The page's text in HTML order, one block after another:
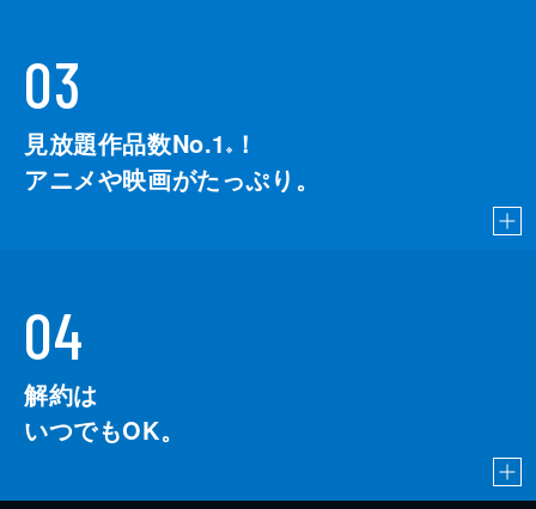
03
見放題作品数No.1 ※
！
アニメや映画がたっぷり。
04
解約は
いつでもOK。